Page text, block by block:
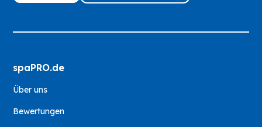
spaPRO.de
Über uns
Bewertungen